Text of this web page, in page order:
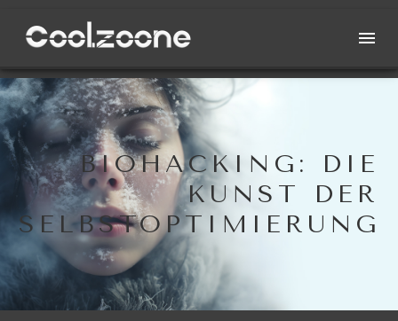
BIOHACKING: DIE
KUNST DER
SELBSTOPTIMIERUNG